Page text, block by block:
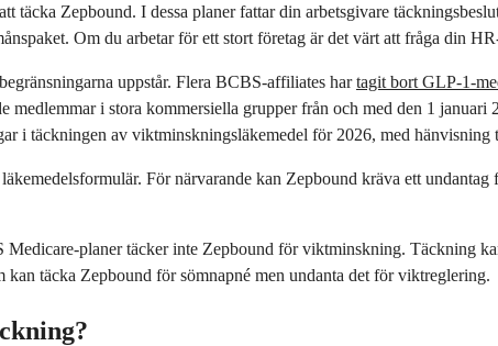
täcka Zepbound. I dessa planer fattar din arbetsgivare
Om du arbetar för ett stort företag är det värt att fråga din
uppstår. Flera BCBS-affiliates hartagit bort GLP-1-
i stora kommersiella grupper från och med den 1 januari
i täckningen av viktminskningsläkemedel för 2026, med hänvisning
För närvarande kan Zepbound kräva ett
Medicare-planer täcker inte Zepbound för viktminskning. Täckning
täcka Zepbound för sömnapné men undanta det för viktreglering.